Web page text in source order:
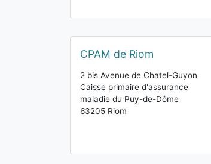
CPAM de Riom
2 bis Avenue de Chatel-Guyon
Caisse primaire d'assurance
maladie du Puy-de-Dôme
63205 Riom